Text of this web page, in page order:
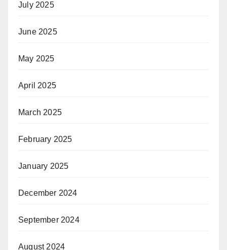
July 2025
June 2025
May 2025
April 2025
March 2025
February 2025
January 2025
December 2024
September 2024
August 2024